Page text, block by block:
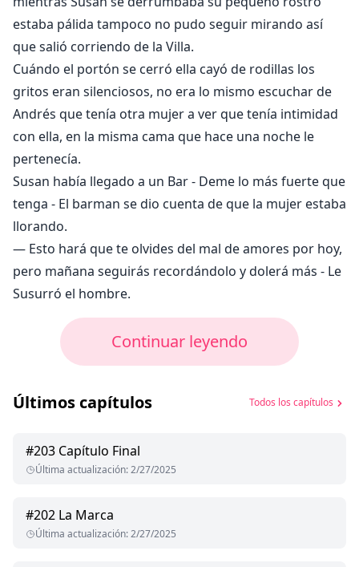
estaba pálida tampoco no pudo seguir mirando así
que salió corriendo de la Villa.
Cuándo el portón se cerró ella cayó de rodillas los
gritos eran silenciosos, no era lo mismo escuchar de
Andrés que tenía otra mujer a ver que tenía intimidad
con ella, en la misma cama que hace una noche le
pertenecía.
Susan había llegado a un Bar - Deme lo más fuerte que
tenga - El barman se dio cuenta de que la mujer estaba
llorando.
— Esto hará que te olvides del mal de amores por hoy,
pero mañana seguirás recordándolo y dolerá más - Le
Susurró el hombre.
Continuar leyendo
Últimos capítulos Todos los capítulos
#203 Capítulo Final
Última actualización:2/27/2025
#202 La Marca
Última actualización:2/27/2025